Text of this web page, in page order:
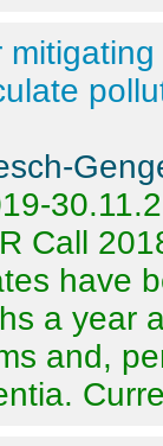
Call
have
a year
and,